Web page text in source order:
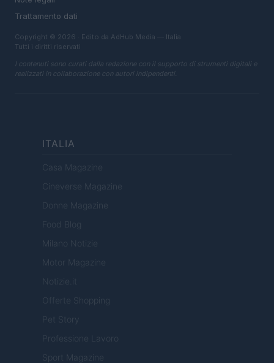
Trattamento dati
Copyright © 2026 · Edito da AdHub Media — Italia
Tutti i diritti riservati
I contenuti sono curati dalla redazione con il supporto di strumenti digitali e
realizzati in collaborazione con autori indipendenti.
ITALIA
Casa Magazine
Cineverse Magazine
Donne Magazine
Food Blog
Milano Notizie
Motor Magazine
Notizie.it
Offerte Shopping
Pet Story
Professione Lavoro
Sport Magazine